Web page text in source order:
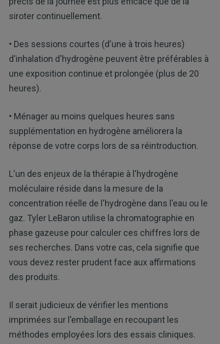
siroter continuellement.
• Des sessions courtes (d'une à trois heures)
d'inhalation d'hydrogène peuvent être préférables à
une exposition continue et prolongée (plus de 20
heures).
• Ménager au moins quelques heures sans
supplémentation en hydrogène améliorera la
réponse de votre corps lors de sa réintroduction.
L'un des enjeux de la thérapie à l'hydrogène
moléculaire réside dans la mesure de la
concentration réelle de l'hydrogène dans l'eau ou le
gaz. Tyler LeBaron utilise la chromatographie en
phase gazeuse pour calculer ces chiffres lors de
ses recherches. Dans votre cas, cela signifie que
vous devez rester prudent face aux affirmations
des produits.
Il serait judicieux de vérifier les mentions
imprimées sur l'emballage en recoupant les
méthodes employées lors des essais cliniques.